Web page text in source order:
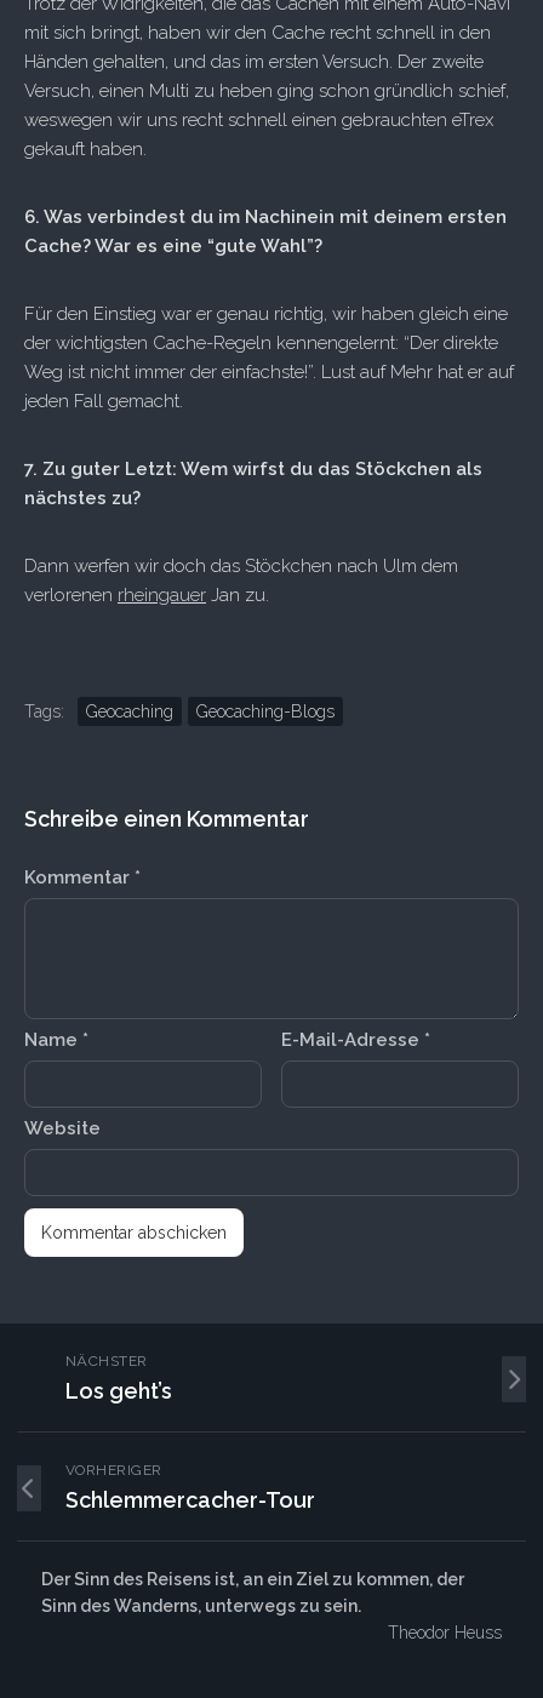
mit sich bringt, haben wir den Cache recht schnell in den
Händen gehalten, und das im ersten Versuch. Der zweite
Versuch, einen Multi zu heben ging schon gründlich schief,
weswegen wir uns recht schnell einen gebrauchten eTrex
gekauft haben.
6. Was verbindest du im Nachinein mit deinem ersten
Cache? War es eine “gute Wahl”?
Für den Einstieg war er genau richtig, wir haben gleich eine
der wichtigsten Cache-Regeln kennengelernt: “Der direkte
Weg ist nicht immer der einfachste!”. Lust auf Mehr hat er auf
jeden Fall gemacht.
7. Zu guter Letzt: Wem wirfst du das Stöckchen als
nächstes zu?
Dann werfen wir doch das Stöckchen nach Ulm dem
verlorenen rheingauer Jan zu.
Tags: Geocaching Geocaching-Blogs
Schreibe einen Kommentar
Kommentar *
Name * E-Mail-Adresse *
Website
NÄCHSTER
Los geht’s
VORHERIGER
Schlemmercacher-Tour
Der Sinn des Reisens ist, an ein Ziel zu kommen, der
Sinn des Wanderns, unterwegs zu sein.
Theodor Heuss